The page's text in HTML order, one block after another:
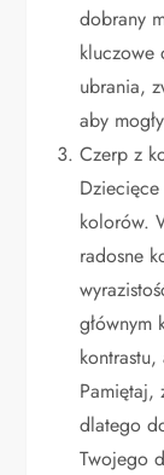
dobrany
kluczowe
ubrania,
aby
Czerp z
kolorów.
radosne
Pamiętaj,
dlatego
Twojego